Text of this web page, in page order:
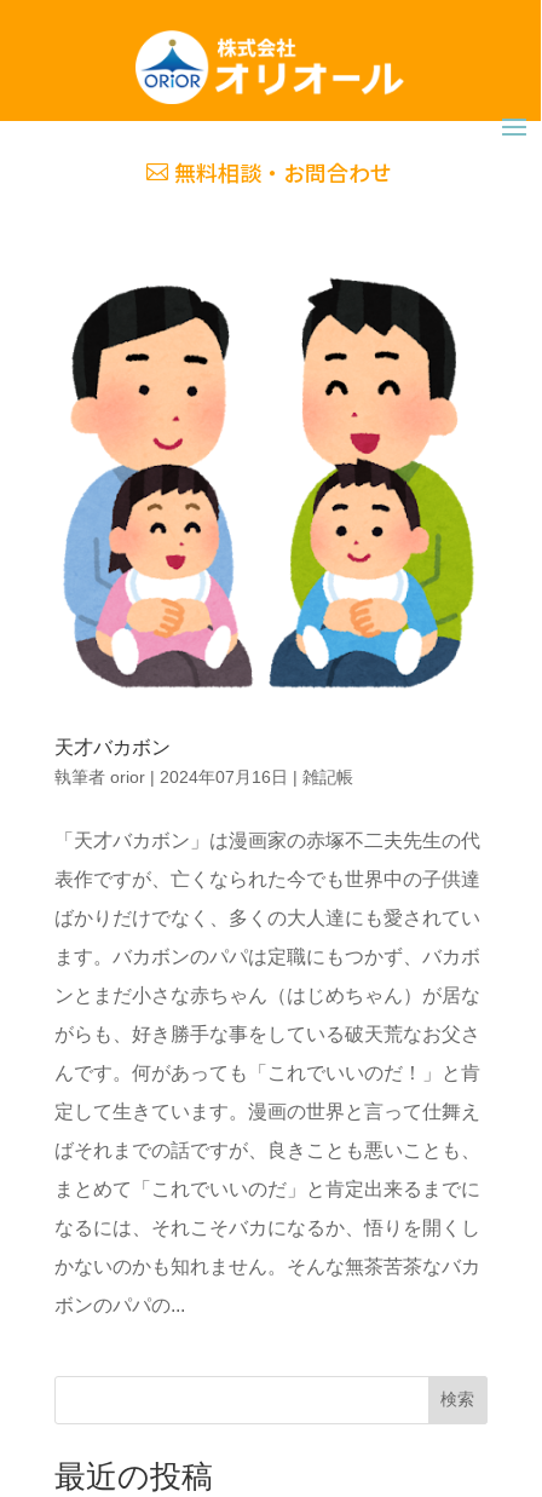
無料相談・お問合わせ
天才バカボン
執筆者 orior| 2024年07月16日 | 雑記帳
「天才バカボン」は漫画家の赤塚不二夫先生の代
表作ですが、亡くなられた今でも世界中の子供達
ばかりだけでなく、多くの大人達にも愛されてい
ます。バカボンのパパは定職にもつかず、バカボ
ンとまだ小さな赤ちゃん（はじめちゃん）が居な
がらも、好き勝手な事をしている破天荒なお父さ
んです。何があっても「これでいいのだ！」と肯
定して生きています。漫画の世界と言って仕舞え
ばそれまでの話ですが、良きことも悪いことも、
まとめて「これでいいのだ」と肯定出来るまでに
なるには、それこそバカになるか、悟りを開くし
かないのかも知れません。そんな無茶苦茶なバカ
ボンのパパの...
検索
最近の投稿